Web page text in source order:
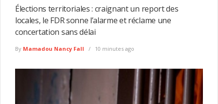
Élections territoriales : craignant un report des
locales, le FDR sonne l’alarme et réclame une
concertation sans délai
By Mamadou Nancy Fall 10 minutes ago